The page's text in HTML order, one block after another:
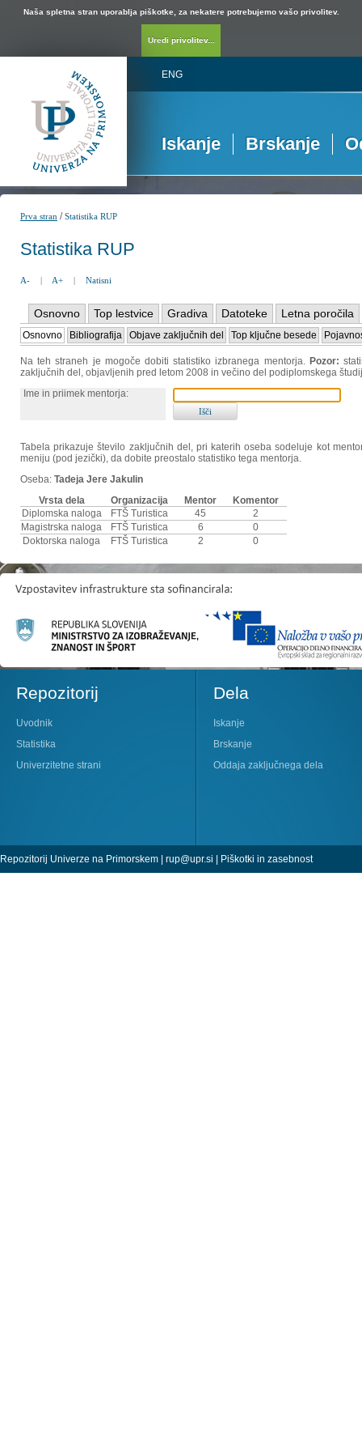
Naša spletna stran uporablja piškotke, za nekatere potrebujemo vašo privolitev.
Uredi privolitev...
ENG
Iskanje Brskanje
Prva stran /Statistika RUP
Statistika RUP
A- | A+ | Natisni
Osnovno Top lestvice Gradiva Datoteke Letna poročila
Osnovno Bibliografija Objave zaključnih del Top ključne besede
Na teh straneh je mogoče dobiti statistiko izbranega mentorja. Pozor:
zaključnih del, objavljenih pred letom 2008 in večino del podiplomskega
Ime in priimek mentorja:
Tabela prikazuje število zaključnih del, pri katerih oseba sodeluje kot
meniju (pod jezički), da dobite preostalo statistiko tega mentorja.
Oseba: Tadeja Jere Jakulin
Vrsta dela
Organizacija Mentor
Komentor
Diplomska naloga
FTŠ Turistica 45
2
Magistrska naloga
FTŠ Turistica 6
0
Doktorska naloga
FTŠ Turistica 2 0
Repozitorij
Uvodnik
Statistika
Univerzitetne strani
Dela
Iskanje
Brskanje
Oddaja zaključnega dela
Repozitorij Univerze na Primorskem | rup@upr.si | Piškotki in zasebnost